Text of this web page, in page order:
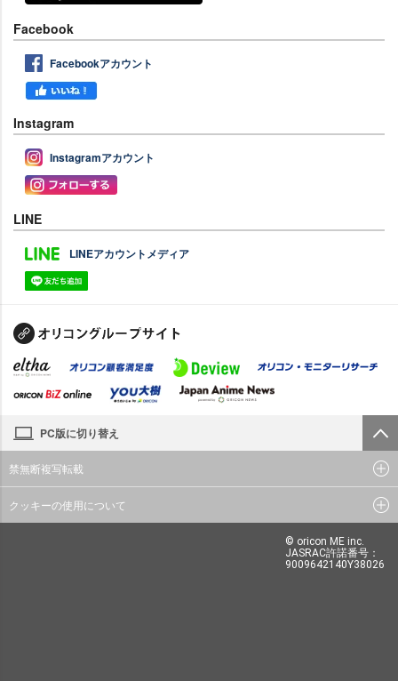
Facebook
Facebookアカウント
Instagram
Instagramアカウント
LINE
LINEアカウントメディア
PC版に切り替え
禁無断複写転載
クッキーの使用について
© oricon ME inc.
JASRAC許諾番号：
9009642140Y38026